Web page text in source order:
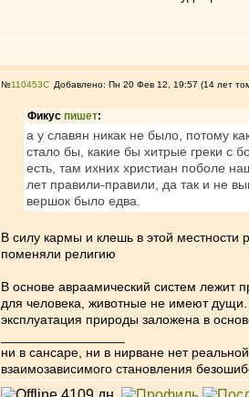
№110453 Добавлено: Пн 20 Фев 12, 19:57 (14 лет
Фикус пишет:
а у славян никак не было, потому
стало бы, какие бы хитрые греки с
есть, там ихних христиан поболе
лет правили-правили, да так и не
вершок было едва.
В силу кармы и клешь в этой местности
поменяли религию
В основе авраамический систем лежит
для человека, животные не имеют
эксплуатация природы заложена в
ни в сансаре, ни в нирване нет
взаимозависимого становления